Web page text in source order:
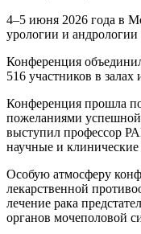
4–5 июня 2026 года в
урологии и
Конференция
516 участников в
Конференция прошла
пожеланиями
выступил профессор
научные и
Особую атмосферу
лекарственной
лечение рака
органов мочеполовой